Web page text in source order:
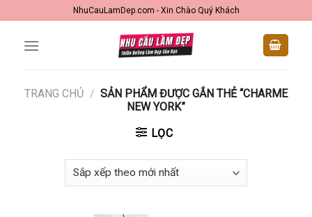
to
content
NhuCauLamDep.com - Xin Chào Quý Khách
TRANG CHỦ / SẢN PHẨM ĐƯỢC GẮN THẺ “CHARME
NEW YORK”
LỌC